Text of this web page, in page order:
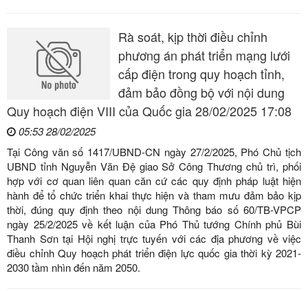
Rà soát, kịp thời điều chỉnh
phương án phát triển mạng lưới
cấp điện trong quy hoạch tỉnh,
đảm bảo đồng bộ với nội dung
Quy hoạch điện VIII của Quốc gia 28/02/2025 17:08
05:53 28/02/2025
Tại Công văn số 1417/UBND-CN ngày 27/2/2025, Phó Chủ tịch
UBND tỉnh Nguyễn Văn Đệ giao Sở Công Thương chủ trì, phối
hợp với cơ quan liên quan căn cứ các quy định pháp luật hiện
hành để tổ chức triển khai thực hiện và tham mưu đảm bảo kịp
thời, đúng quy định theo nội dung Thông báo số 60/TB-VPCP
ngày 25/2/2025 về kết luận của Phó Thủ tướng Chính phủ Bùi
Thanh Sơn tại Hội nghị trực tuyến với các địa phương về việc
điều chỉnh Quy hoạch phát triển điện lực quốc gia thời kỳ 2021-
2030 tầm nhìn đến năm 2050.